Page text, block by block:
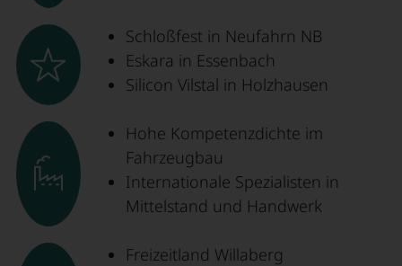
Schloßfest in Neufahrn NB
Eskara in Essenbach
Silicon Vilstal in Holzhausen
Hohe Kompetenzdichte im
Fahrzeugbau
Internationale Spezialisten in
Mittelstand und Handwerk
Freizeitland Willaberg